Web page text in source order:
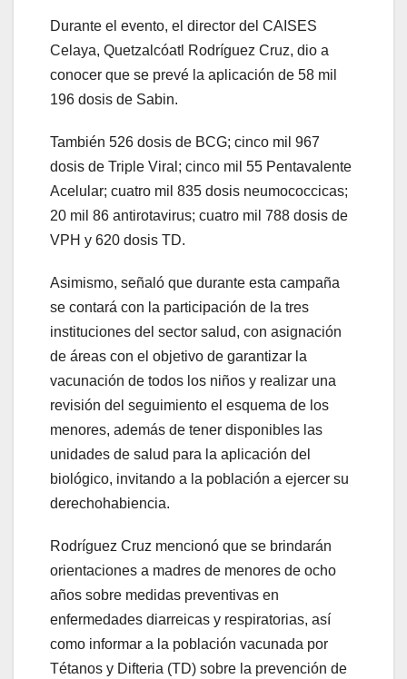
Durante el evento, el director del CAISES
Celaya, Quetzalcóatl Rodríguez Cruz, dio a
conocer que se prevé la aplicación de 58 mil
196 dosis de Sabin.
También 526 dosis de BCG; cinco mil 967
dosis de Triple Viral; cinco mil 55 Pentavalente
Acelular; cuatro mil 835 dosis neumococcicas;
20 mil 86 antirotavirus; cuatro mil 788 dosis de
VPH y 620 dosis TD.
Asimismo, señaló que durante esta campaña
se contará con la participación de la tres
instituciones del sector salud, con asignación
de áreas con el objetivo de garantizar la
vacunación de todos los niños y realizar una
revisión del seguimiento el esquema de los
menores, además de tener disponibles las
unidades de salud para la aplicación del
biológico, invitando a la población a ejercer su
derechohabiencia.
Rodríguez Cruz mencionó que se brindarán
orientaciones a madres de menores de ocho
años sobre medidas preventivas en
enfermedades diarreicas y respiratorias, así
como informar a la población vacunada por
Tétanos y Difteria (TD) sobre la prevención de